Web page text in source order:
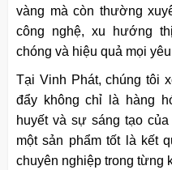
vàng mà còn thường
công nghệ, xu hướng
chóng và hiệu quả mọi
Tại Vinh Phát, chúng tôi
đẩy không chỉ là hàng
huyết và sự sáng tạo
một sản phẩm tốt là kết
chuyên nghiệp trong từng